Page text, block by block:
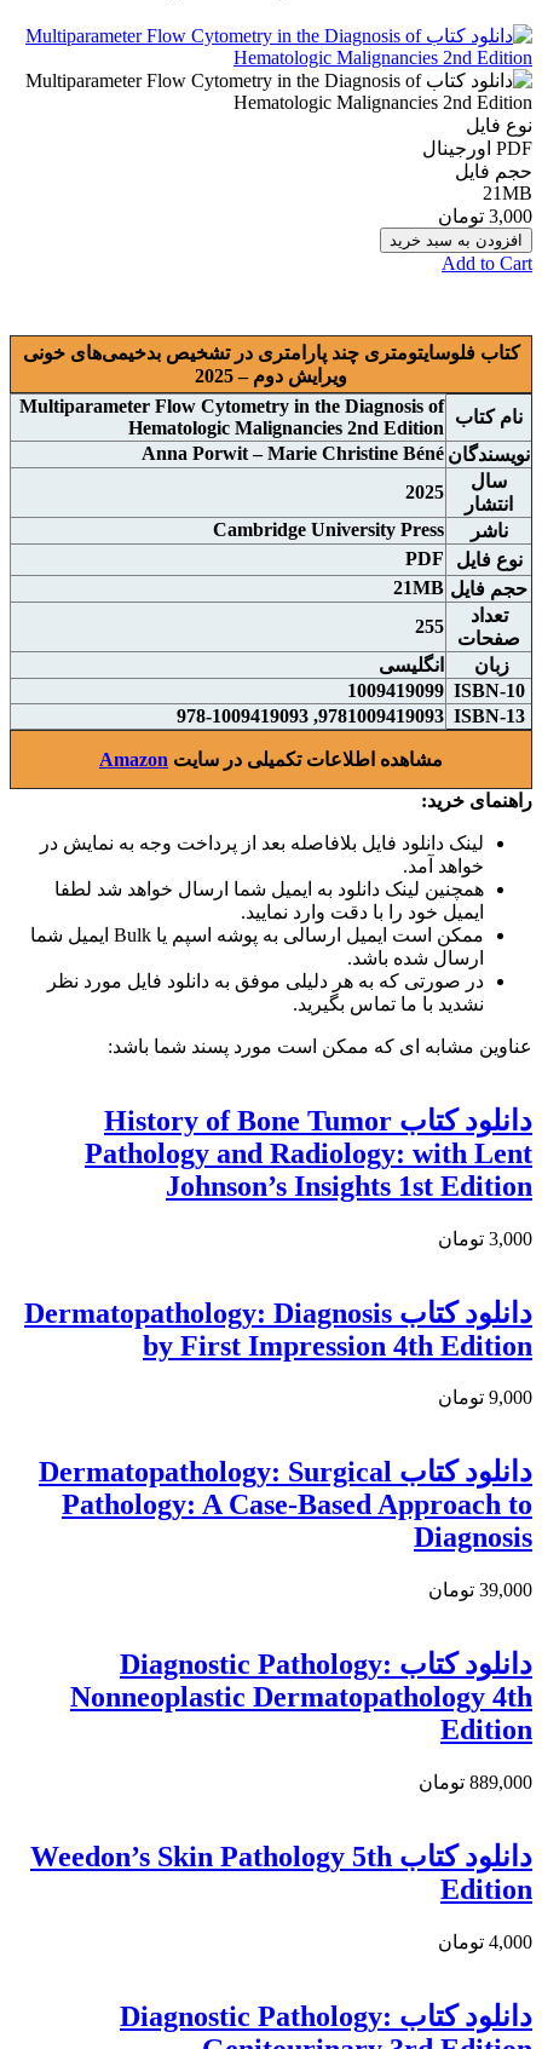
نوع فایل
PDF اورجينال
حجم فایل
21MB
3,000 تومان
افزودن به سبد خرید
Add to Cart
کتاب فلوسایتومتری چند پارامتری در تشخیص بدخیمی‌های خونی
ويرايش دوم – 2025
نام کتاب
Multiparameter Flow Cytometry in the Diagnosis of
Hematologic Malignancies 2nd Edition
نويسندگان Anna Porwit – Marie Christine Béné
سال
انتشار
2025
ناشر
Cambridge University Press
نوع فايل
PDF
حجم فايل 21MB
تعداد
صفحات
255
زبان
انگلیسی
ISBN-10
1009419099
ISBN-13
9781009419093, 978-1009419093
مشاهده اطلاعات تکمیلی در سایت Amazon
راهنمای خرید:
لینک دانلود فایل بلافاصله بعد از پرداخت وجه به نمایش در
خواهد آمد.
همچنین لینک دانلود به ایمیل شما ارسال خواهد شد لطفا
ایمیل خود را با دقت وارد نمایید.
ممکن است ایمیل ارسالی به پوشه اسپم یا Bulk ایمیل شما
ارسال شده باشد.
در صورتی که به هر دلیلی موفق به دانلود فایل مورد نظر
نشدید با ما تماس بگیرید.
عناوین مشابه ای که ممکن است مورد پسند شما باشد:
دانلود کتاب History of Bone Tumor
Pathology and Radiology: with Lent
Johnson’s Insights 1st Edition
3,000 تومان
دانلود کتاب Dermatopathology: Diagnosis
by First Impression 4th Edition
9,000 تومان
دانلود کتاب Dermatopathology: Surgical
Pathology: A Case-Based Approach to
Diagnosis
39,000 تومان
دانلود كتاب Diagnostic Pathology:
Nonneoplastic Dermatopathology 4th
Edition
889,000 تومان
دانلود کتاب Weedon’s Skin Pathology 5th
Edition
4,000 تومان
دانلود کتاب Diagnostic Pathology: